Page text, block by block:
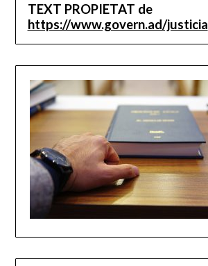
TEXT PROPIETAT de
https://www.govern.ad/justicia